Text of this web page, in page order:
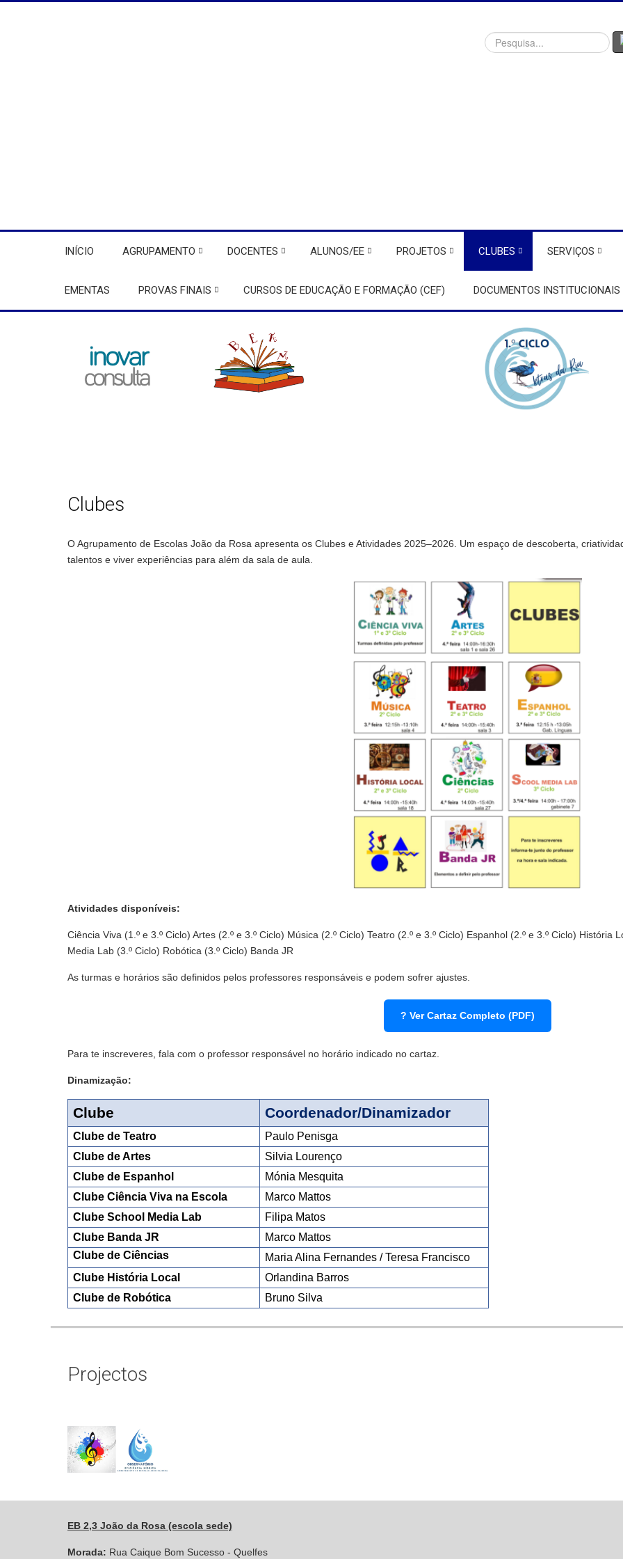
Procurar
INÍCIO AGRUPAMENTO DOCENTES ALUNOS/EE PROJETOS CLUBES SERVIÇOS
EMENTAS PROVAS FINAIS CURSOS DE EDUCAÇÃO E FORMAÇÃO (CEF) DOCUMENTOS
Clubes
O Agrupamento de Escolas João da Rosa apresenta os Clubes e Atividades 2025–2026. Um espaço de descoberta,
talentos e viver experiências para além da sala de aula.
Atividades disponíveis:
Ciência Viva (1.º e 3.º Ciclo) Artes (2.º e 3.º Ciclo) Música (2.º Ciclo) Teatro (2.º e 3.º Ciclo) Espanhol (2.º e 3.º Ciclo) História
Media Lab (3.º Ciclo) Robótica (3.º Ciclo) Banda JR
As turmas e horários são definidos pelos professores responsáveis e podem sofrer ajustes.
? Ver Cartaz Completo (PDF)
Para te inscreveres, fala com o professor responsável no horário indicado no cartaz.
Dinamização:
Clube Coordenador/Dinamizador
Clube de Teatro
Paulo Penisga
Clube de Artes
Silvia Lourenço
Clube de Espanhol
Mónia Mesquita
Clube Ciência Viva na Escola
Marco Mattos
Clube School Media Lab
Filipa Matos
Clube Banda JR
Marco Mattos
Clube de Ciências
Maria Alina Fernandes / Teresa Francisco
Clube História Local
Orlandina Barros
Clube de Robótica
Bruno Silva
Projectos
EB 2,3 João da Rosa (escola sede)
Morada: Rua Caique Bom Sucesso - Quelfes